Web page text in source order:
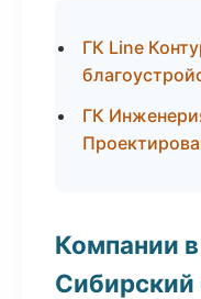
ГК Line
ГК
Компании